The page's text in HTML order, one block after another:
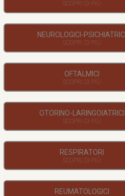
NEUROLOGICI-PSICHIATRICI
OFTALMICI
OTORINO-LARINGOIATRICI
RESPIRATORI
REUMATOLOGICI